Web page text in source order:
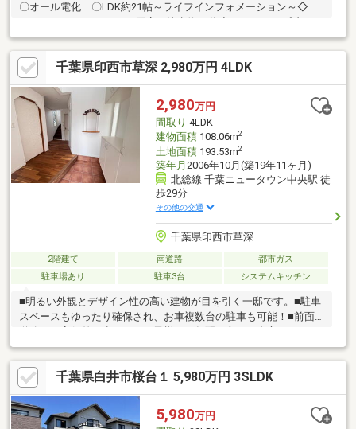
〇オール電化 〇LDK約21帖～ライフインフォメーション～◇カ
草深店 徒歩約8分◇ヤマダデンキ テックランド千葉ニュータウ
ン店 徒歩約18分◆草深こじか第二保育園 徒歩約5分◇草深 こ
じか保育園 徒歩約5分◆印西市立西の原小学校 徒歩約13分◇
印西市立西の原中学校 徒歩約18分◆医療法人社団誠徹会 千葉北
総内科クリニック 徒歩約14分◇牧の原いとうクリニック 徒歩
約14分
千葉県印西市草深 2,980万円 4LDK
2,980万円
間取り 4LDK
建物面積108.06m2
土地面積193.53m2
築年月 2006年10月(築19年11ヶ月)
北総線 千葉ニュータウン中央駅 徒
歩29分
その他の交通
千葉県印西市草深
2階建て 南道路
都市ガス
駐車場あり
駐車3台 システムキッチン
■明るい外観とデザイン性の高い建物が目を引く一邸です。■駐車
スペースもゆったり確保され、お車複数台の駐車も可能！■前面
陽当たり・開放感ともに良好！■アーチ窓や装飾デザインを取り
入れた外観が特徴的な邸宅です。■住む人のこだわりを感じる一
邸をぜひご覧ください。■内装リフォーム・ハウスクリーニング
完了しました！お気軽にお問い合わせください。
千葉県白井市桜台１ 5,980万円 3SLDK
5,980万円